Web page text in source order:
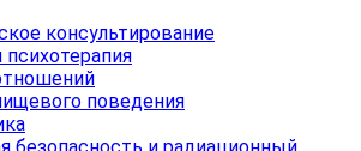
консультирование
психотерапия
поведения